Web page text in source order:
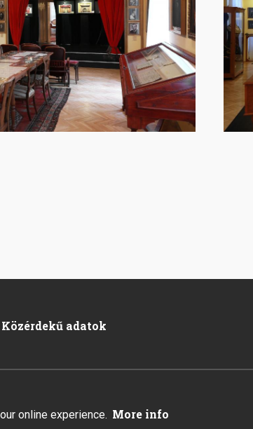
Közérdekű adatok
online experience. More info